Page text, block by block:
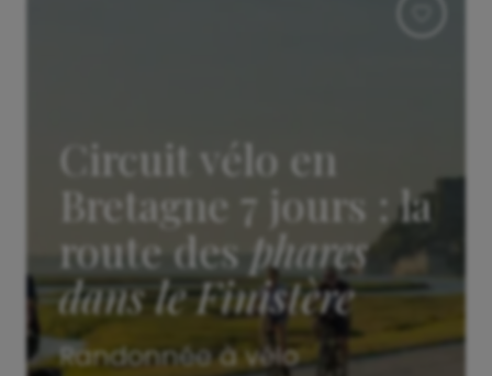
Circuit vélo en
Bretagne 7 jours : la
route des phares
dans le Finistère
Randonnée à vélo